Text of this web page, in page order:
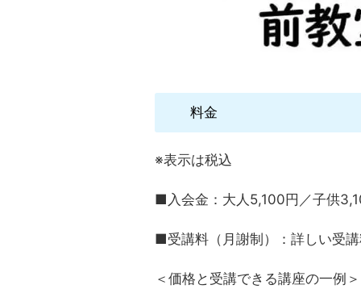
料金
※表示は税込
■入会金：大人5,100円／子供
■受講料（月謝制）：詳しい受
＜価格と受講できる講座の一例＞